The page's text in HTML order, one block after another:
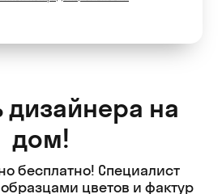
дизайнера на
дом!
бесплатно! Специалист
цветов и фактур